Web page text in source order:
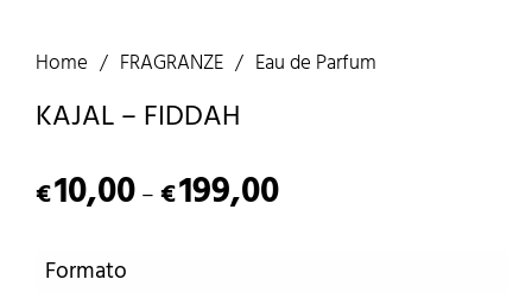
Home / FRAGRANZE / Eau de Parfum
KAJAL – FIDDAH
€10,00–€199,00
Formato